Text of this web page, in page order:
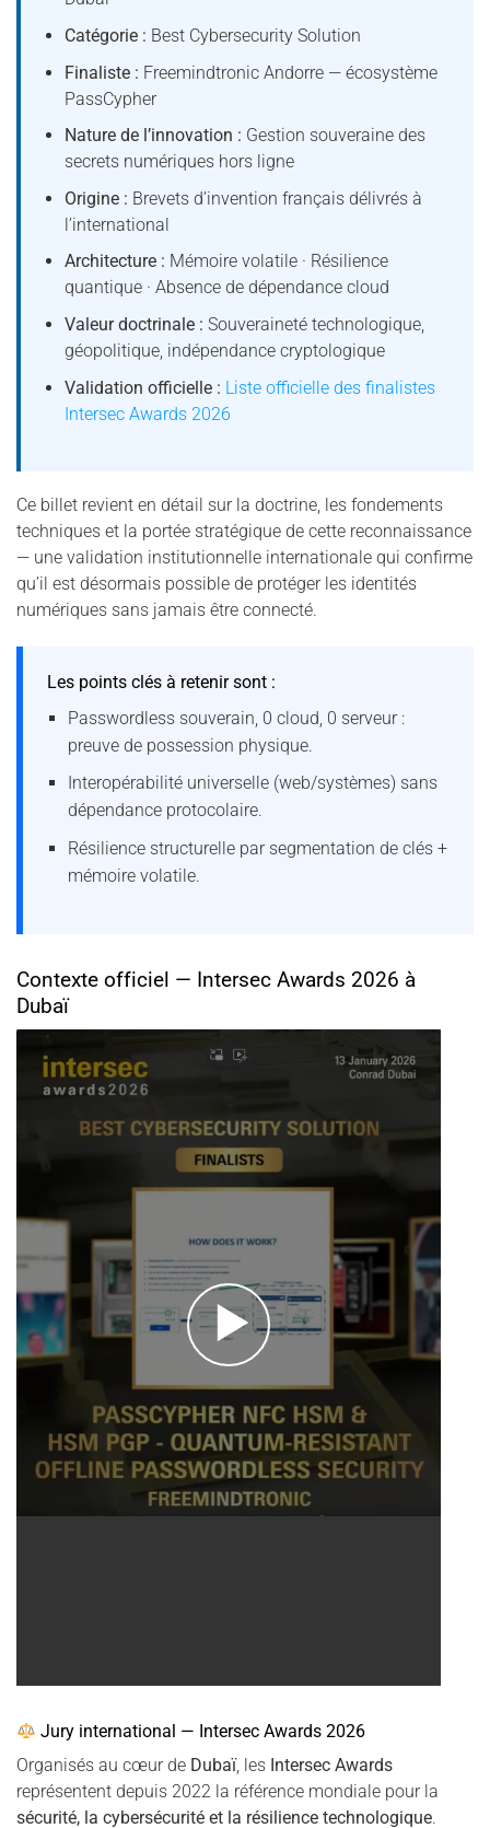
Catégorie : Best Cybersecurity Solution
Finaliste : Freemindtronic Andorre — écosystème
PassCypher
Nature de l’innovation : Gestion souveraine des
secrets numériques hors ligne
Origine : Brevets d’invention français délivrés à
l’international
Architecture : Mémoire volatile · Résilience
quantique · Absence de dépendance cloud
Valeur doctrinale : Souveraineté technologique,
géopolitique, indépendance cryptologique
Validation officielle : Liste officielle des finalistes
Intersec Awards 2026
Ce billet revient en détail sur la doctrine, les fondements
techniques et la portée stratégique de cette reconnaissance
— une validation institutionnelle internationale qui confirme
qu’il est désormais possible de protéger les identités
numériques sans jamais être connecté.
Les points clés à retenir sont :
Passwordless souverain, 0 cloud, 0 serveur :
preuve de possession physique.
Interopérabilité universelle (web/systèmes) sans
dépendance protocolaire.
Résilience structurelle par segmentation de clés +
mémoire volatile.
Contexte officiel — Intersec Awards 2026 à
Dubaï
Jury international — Intersec Awards 2026
Organisés au cœur de Dubaï, les Intersec Awards
représentent depuis 2022 la référence mondiale pour la
sécurité, la cybersécurité et la résilience technologique.